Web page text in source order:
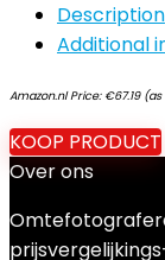
Description
Additional
Amazon.nl Price: €67.19(as
KOOP PRODUCT
Over ons